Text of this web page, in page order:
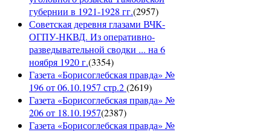
губернии в 1921-1928 гг.(2957)
Советская деревня глазами ВЧК-
ОГПУ-НКВД. Из оперативно-
разведывательной сводки ... на 6
ноября 1920 г.(3354)
Газета «Борисоглебская правда» №
196 от 06.10.1957 стр.2(2619)
Газета «Борисоглебская правда» №
206 от 18.10.1957(2387)
Газета «Борисоглебская правда» №